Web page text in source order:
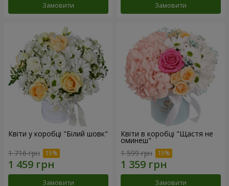
Замовити Замовити
Квіти у коробці "Білий шовк"
1 716 грн
Замовити
Квіти в коробці "Щастя не
оминеш"
1 599 грн
Замовити